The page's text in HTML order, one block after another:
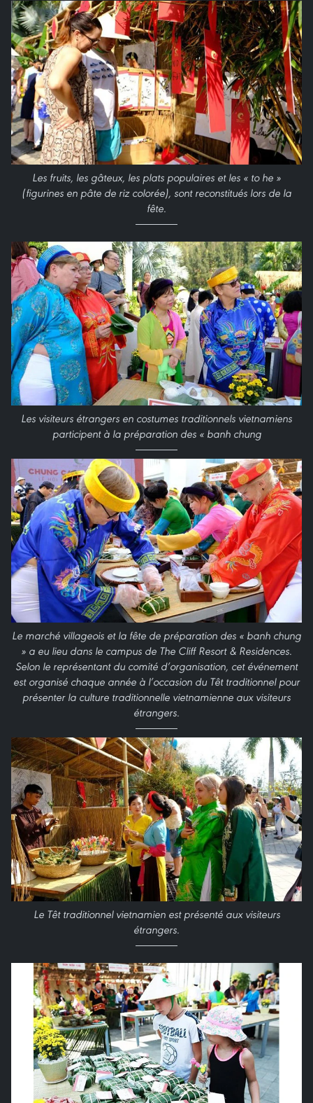
Les fruits, les gâteux, les plats populaires et les « to he »
(figurines en pâte de riz colorée), sont reconstitués lors de la
fête.
Les visiteurs étrangers en costumes traditionnels vietnamiens
participent à la préparation des « banh chung
Le marché villageois et la fête de préparation des « banh chung
» a eu lieu dans le campus de The Cliff Resort & Residences.
Selon le représentant du comité d’organisation, cet événement
est organisé chaque année à l’occasion du Têt traditionnel pour
présenter la culture traditionnelle vietnamienne aux visiteurs
étrangers.
Le Têt traditionnel vietnamien est présenté aux visiteurs
étrangers.